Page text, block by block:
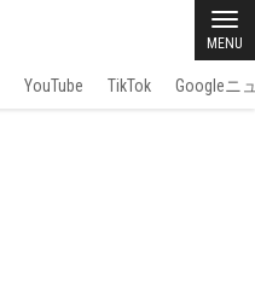
MENU
YouTube TikTok Googleニ